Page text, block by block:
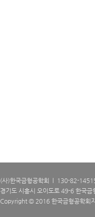
(사)한국금형공학회 l 130-82-
경기도 시흥시 오이도로 49-6 한국
Copyright © 2016 한국금형공학회